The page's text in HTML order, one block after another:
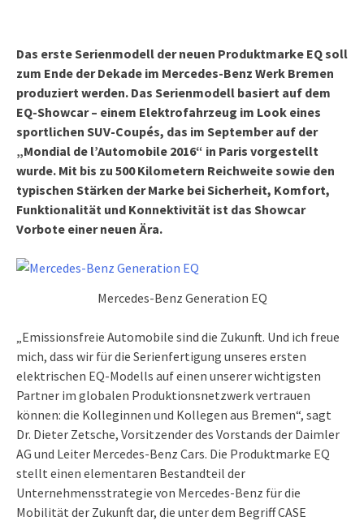
Das erste Serienmodell der neuen Produktmarke EQ soll
zum Ende der Dekade im Mercedes-Benz Werk Bremen
produziert werden. Das Serienmodell basiert auf dem
EQ-Showcar – einem Elektrofahrzeug im Look eines
sportlichen SUV-Coupés, das im September auf der
„Mondial de l’Automobile 2016“ in Paris vorgestellt
wurde. Mit bis zu 500 Kilometern Reichweite sowie den
typischen Stärken der Marke bei Sicherheit, Komfort,
Funktionalität und Konnektivität ist das Showcar
Vorbote einer neuen Ära.
Mercedes-Benz Generation EQ
„Emissionsfreie Automobile sind die Zukunft. Und ich freue
mich, dass wir für die Serienfertigung unseres ersten
elektrischen EQ-Modells auf einen unserer wichtigsten
Partner im globalen Produktionsnetzwerk vertrauen
können: die Kolleginnen und Kollegen aus Bremen“, sagt
Dr. Dieter Zetsche, Vorsitzender des Vorstands der Daimler
AG und Leiter Mercedes-Benz Cars. Die Produktmarke EQ
stellt einen elementaren Bestandteil der
Unternehmensstrategie von Mercedes-Benz für die
Mobilität der Zukunft dar, die unter dem Begriff CASE